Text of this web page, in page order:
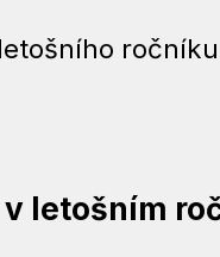
letošním